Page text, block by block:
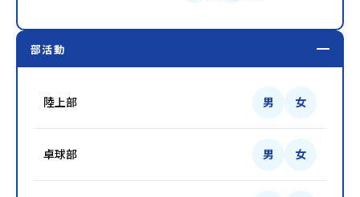
部活動
陸上部 男 女
卓球部 男 女